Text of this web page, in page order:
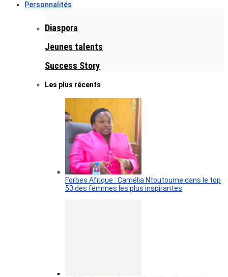
Personnalités
Diaspora
Jeunes talents
Success Story
Les plus récents
Forbes Afrique : Camélia Ntoutoume dans le top
50 des femmes les plus inspirantes